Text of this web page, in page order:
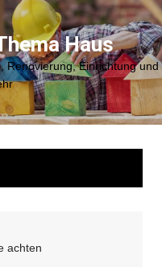
Haus
Renovierung, Einrichtung und
achten